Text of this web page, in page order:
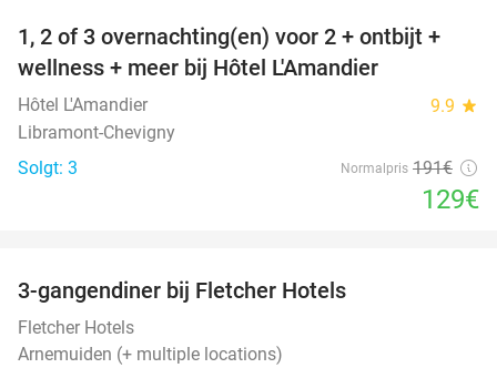
32%
DAG
1, 2 of 3 overnachting(en) voor 2 + ontbijt +
wellness + meer bij Hôtel L'Amandier
Hôtel L'Amandier 9.9 star
Libramont-Chevigny
Solgt: 3
Normalpris 191€
129€
3-gangendiner bij Fletcher Hotels
Fletcher Hotels
Arnemuiden (+ multiple locations)